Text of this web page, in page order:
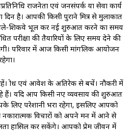
राजनेता एवं जनसंपर्क या सेवा कार्य
है। आपकी किसी पुराने मित्र से मुलाकात
शिकवे भूल कर नई शुरुआत करने का समय
परीक्षा की तैयारियों के लिए समय देने की
परिवार में आज किसी मांगलिक आयोजन
क्रोध एवं आवेश के अतिरेक से बचें। नौकरी में
हैं। यदि आप किसी नए व्यवसाय की शुरुआत
लिए परेशानी भरा रहेगा, इसलिए आपको
नकारात्मक विचारों को अपने मन में आने से
हासिल कर सकेंगे। आपको प्रेम जीवन में